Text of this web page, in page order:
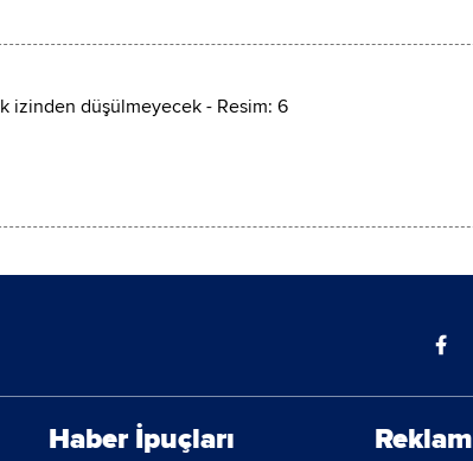
Haber İpuçları Reklam